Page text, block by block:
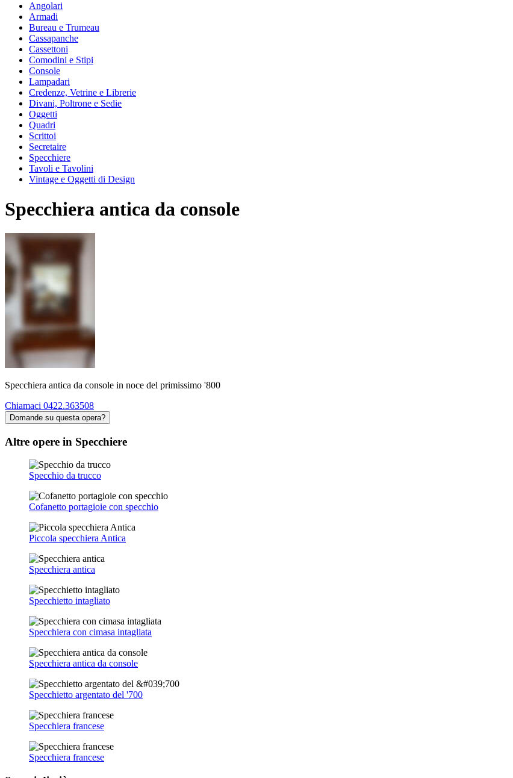
Angolari
Armadi
Bureau e Trumeau
Cassapanche
Cassettoni
Comodini e Stipi
Console
Lampadari
Credenze, Vetrine e Librerie
Divani, Poltrone e Sedie
Oggetti
Quadri
Scrittoi
Secretaire
Specchiere
Tavoli e Tavolini
Vintage e Oggetti di Design
Specchiera antica da console
Specchiera antica da console in noce del primissimo '800
Chiamaci 0422.363508
Domande su questa opera?
Altre opere in Specchiere
Specchio da trucco
Cofanetto portagioie con specchio
Piccola specchiera Antica
Specchiera antica
Specchietto intagliato
Specchiera con cimasa intagliata
Specchiera antica da console
Specchietto argentato del '700
Specchiera francese
Specchiera francese